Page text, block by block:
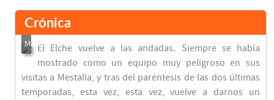
Crónica
El Elche vuelve a las andadas. Siempre se había
mostrado como un equipo muy peligroso en sus
visitas a Mestalla, y tras del paréntesis de las dos últimas
temporadas, esta vez, esta vez, vuelve a darnos un